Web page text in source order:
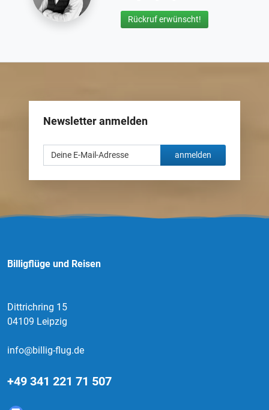
Rückruf erwünscht!
Newsletter anmelden
anmelden
Billigflüge und Reisen
Dittrichring 15
04109 Leipzig
info@billig-flug.de
+49 341 221 71 507